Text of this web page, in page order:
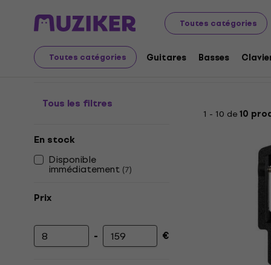
Toutes catégories
Toutes catégories Guitares Basses
Instruments de musique Vents Accessoires pour
Mécanisme de
Tous les filtres
En stock
Disponible
immédiatement (7)
Prix
Prix minimum
- Prix maximum
€
1 - 10 de10